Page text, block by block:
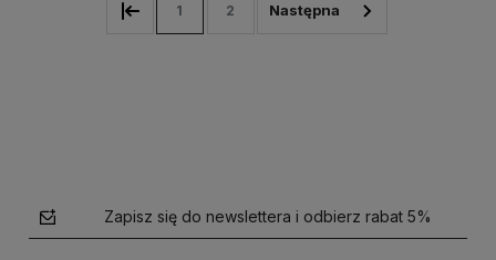
1 2
Zapisz się do newslettera i odbierz rabat 5%